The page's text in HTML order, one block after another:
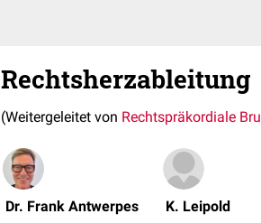
Rechtsherzableitung
(Weitergeleitet von Rechtspräkordiale
Dr. Frank Antwerpes K. Leipold